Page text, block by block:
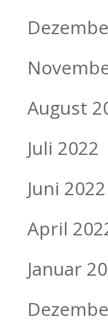
August
Juli 2022
Juni 2022
April
Januar